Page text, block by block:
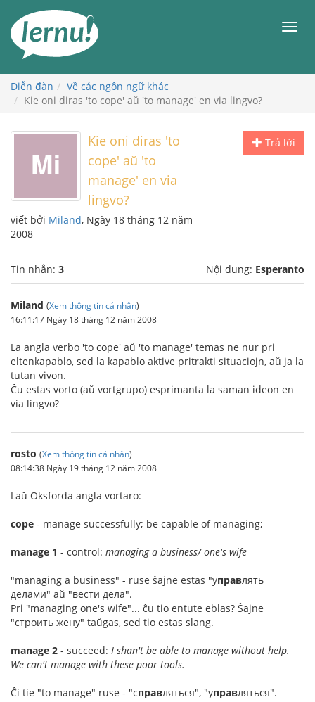
đến
phần
dung
Diễn đàn
Về các ngôn ngữ khác
Kie oni diras 'to cope' aŭ 'to manage' en via lingvo?
Trả lời
Kie oni diras 'to
cope' aŭ 'to
manage' en via
lingvo?
viết bởi Miland, Ngày 18 tháng 12 năm
2008
Tin nhắn: 3 Nội dung: Esperanto
Miland (Xem thông tin cá nhân)
16:11:17 Ngày 18 tháng 12 năm 2008
La angla verbo 'to cope' aŭ 'to manage' temas ne nur pri
eltenkapablo, sed la kapablo aktive pritrakti situaciojn, aŭ ja la
tutan vivon.
Ĉu estas vorto (aŭ vortgrupo) esprimanta la saman ideon en
via lingvo?
rosto (Xem thông tin cá nhân)
08:14:38 Ngày 19 tháng 12 năm 2008
Laŭ Oksforda angla vortaro:
cope - manage successfully; be capable of managing;
manage 1 - control: managing a business/ one's wife
"managing a business" - ruse ŝajne estas "управлять
делами" aŭ "вести дела".
Pri "managing one's wife"... ĉu tio entute eblas? Ŝajne
"строить жену" taŭgas, sed tio estas slang.
manage 2 - succeed: I shan't be able to manage without help.
We can't manage with these poor tools.
Ĉi tie "to manage" ruse - "справляться", "управляться".